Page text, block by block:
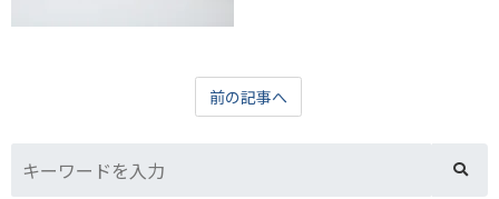
前の記事へ